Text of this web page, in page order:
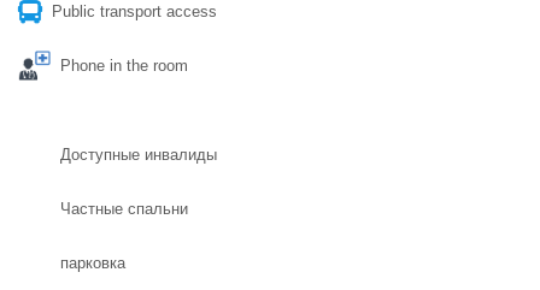
Public transport access
Phone in the room
Доступные инвалиды
Частные спальни
парковка